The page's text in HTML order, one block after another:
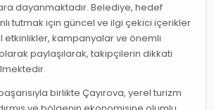
dayanmaktadır. Belediye, hedef
tutmak için güncel ve ilgi çekici içerikler
etkinlikler, kampanyalar ve önemli
paylaşılarak, takipçilerin dikkati
birlikte Çayırova, yerel turizm